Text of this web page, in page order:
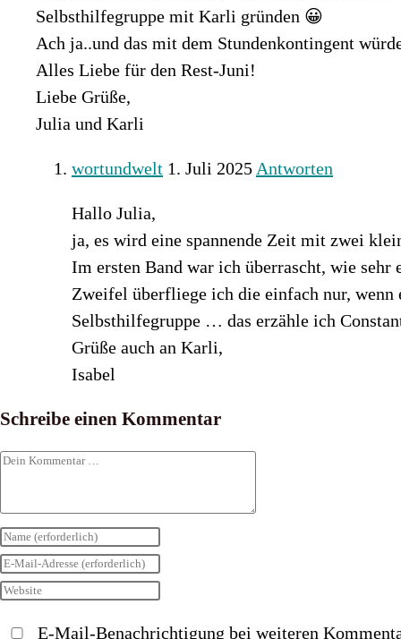
Selbsthilfegruppe mit Karli gründen 😀
Ach ja..und das mit dem Stundenkontingent
Alles Liebe für den Rest-Juni!
Liebe Grüße,
Julia und Karli
wortundwelt 1. Juli 2025 Antworten
Hallo Julia,
ja, es wird eine spannende Zeit mit zwei
Im ersten Band war ich überrascht, wie sehr
Zweifel überfliege ich die einfach nur,
Selbsthilfegruppe … das erzähle ich
Grüße auch an Karli,
Isabel
Schreibe einen Kommentar
Kommentar
Gib
deinen
Namen
Gib
deine
Gib
E-Mail-Benachrichtigung bei weiteren